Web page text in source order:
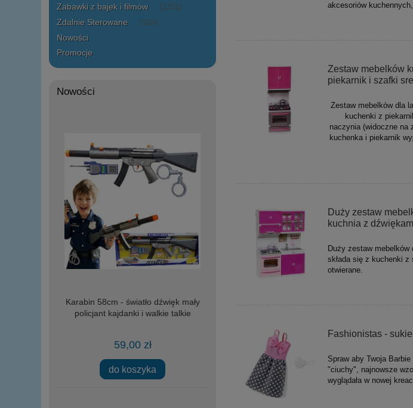
Zabawki z bajek i filmów (1251)
Zdalnie Sterowane (159)
Nowości
Promocje
Nowości
Karabin 58cm - światło dźwięk mały
policjant kajdanki i walkie talkie
59,00 zł
do koszyka
akcesoriów
Zestaw mebelków
piekarnik i szafki
Zestaw mebelków dla
kuchenki z
naczynia (widoczne na
kuchenka i piekarnik
Duży zestaw
kuchnia z
Duży zestaw
składa się z kuchenki
otwierane.
Fashionistas -
Spraw aby Twoja
"ciuchy", najnowsze
wyglądała w nowej